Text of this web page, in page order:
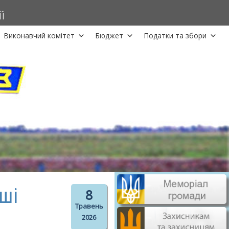
Виконавчий комітет Бюджет Податки та збори
8
Травень
2026